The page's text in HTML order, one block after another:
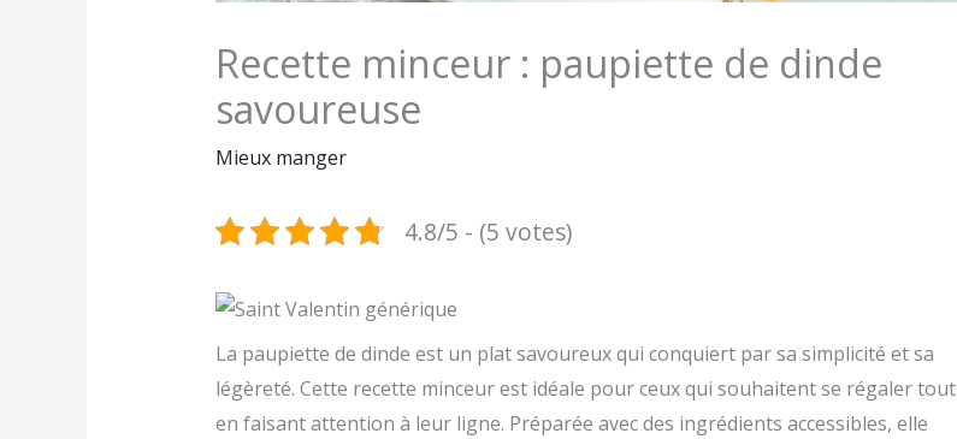
Recette minceur : paupiette de dinde
savoureuse
Mieux manger
4.8/5 - (5 votes)
La paupiette de dinde est un plat savoureux qui conquiert par sa simplicité et sa
légèreté. Cette recette minceur est idéale pour ceux qui souhaitent se régaler tout
en faisant attention à leur ligne. Préparée avec des ingrédients accessibles, elle